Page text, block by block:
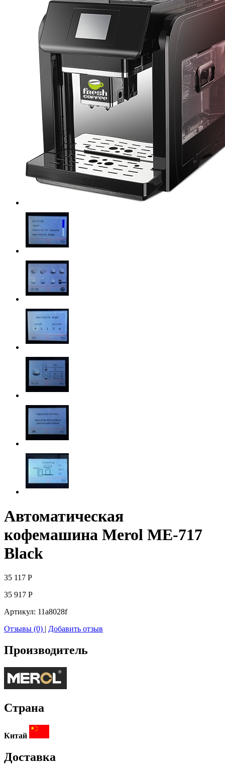
Автоматическая
кофемашина Merol ME-717
Black
35 117 Р
35 917 Р
Артикул: 11a8028f
Отзывы (0) | Добавить отзыв
Производитель
Страна
Китай
Доставка